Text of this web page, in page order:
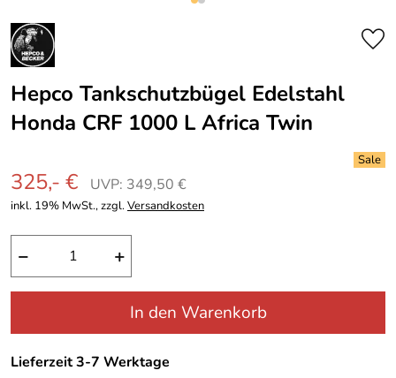
Hepco Tankschutzbügel Edelstahl
Honda CRF 1000 L Africa Twin
325,- € UVP: 349,50 €
inkl. 19% MwSt., zzgl.Versandkosten
− +
In den Warenkorb
Lieferzeit 3-7 Werktage